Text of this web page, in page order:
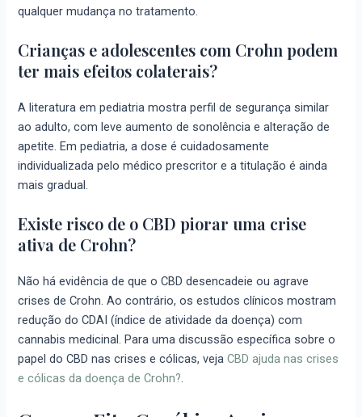
qualquer mudança no tratamento.
Crianças e adolescentes com Crohn podem
ter mais efeitos colaterais?
A literatura em pediatria mostra perfil de segurança similar
ao adulto, com leve aumento de sonolência e alteração de
apetite. Em pediatria, a dose é cuidadosamente
individualizada pelo médico prescritor e a titulação é ainda
mais gradual.
Existe risco de o CBD piorar uma crise
ativa de Crohn?
Não há evidência de que o CBD desencadeie ou agrave
crises de Crohn. Ao contrário, os estudos clínicos mostram
redução do CDAI (índice de atividade da doença) com
cannabis medicinal. Para uma discussão específica sobre o
papel do CBD nas crises e cólicas, vejaCBD ajuda nas crises
e cólicas da doença de Crohn?.